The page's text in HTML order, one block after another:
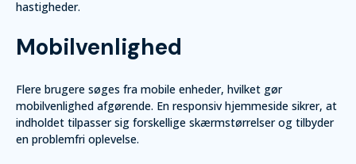
hastigheder.
Mobilvenlighed
Flere brugere søges fra mobile enheder, hvilket gør
mobilvenlighed afgørende. En responsiv hjemmeside sikrer, at
indholdet tilpasser sig forskellige skærmstørrelser og tilbyder
en problemfri oplevelse.